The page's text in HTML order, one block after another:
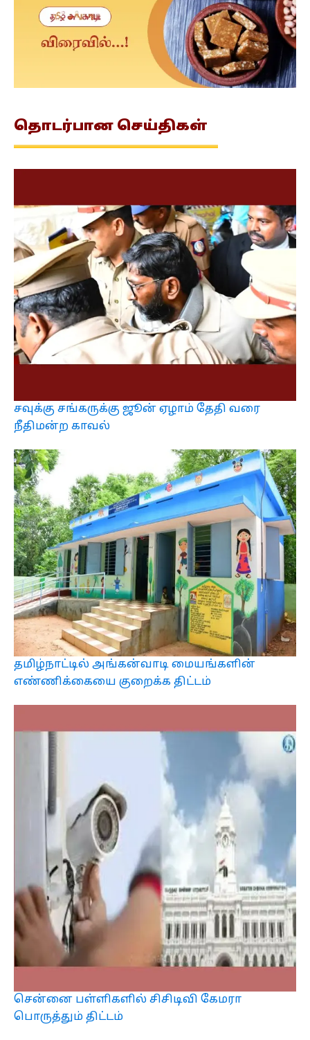
தொடர்பான செய்திகள்
சவுக்கு சங்கருக்கு ஜூன் ஏழாம் தேதி வரை
நீதிமன்ற காவல்
தமிழ்நாட்டில் அங்கன்வாடி மையங்களின்
எண்ணிக்கையை குறைக்க திட்டம்
சென்னை பள்ளிகளில் சிசிடிவி கேமரா
பொருத்தும் திட்டம்